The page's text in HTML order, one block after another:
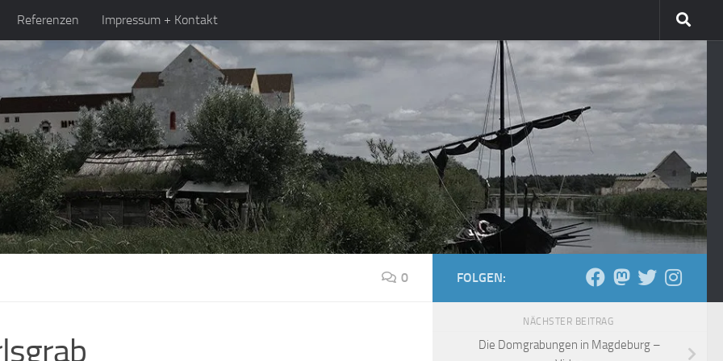
Referenzen Impressum + Kontakt
0 FOLGEN:
NÄCHSTER BEITRAG
Die Domgrabungen in Magdeburg –